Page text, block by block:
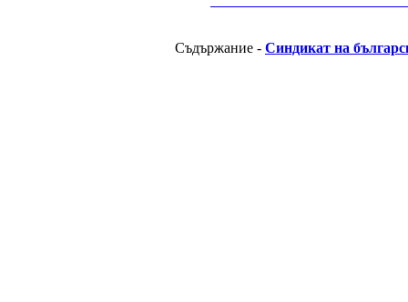
Съдържание - Синдикат на